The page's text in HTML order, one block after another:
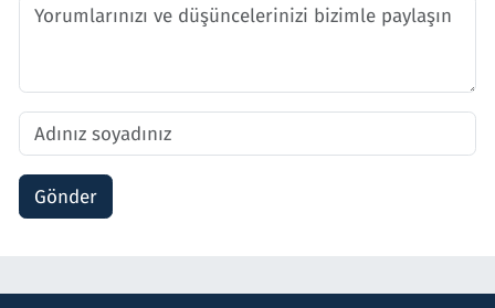
Gönder